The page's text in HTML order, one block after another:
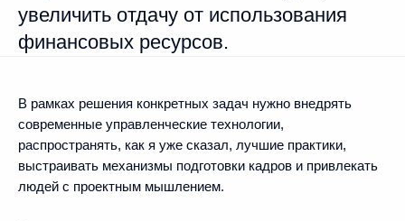
увеличить отдачу от использования
финансовых ресурсов.
В рамках решения конкретных задач нужно внедрять
современные управленческие технологии,
распространять, как я уже сказал, лучшие практики,
выстраивать механизмы подготовки кадров и привлекать
людей с проектным мышлением.